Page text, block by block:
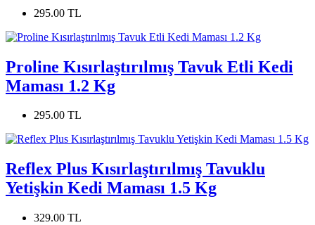
295.00 TL
Proline Kısırlaştırılmış Tavuk Etli Kedi
Maması 1.2 Kg
295.00 TL
Reflex Plus Kısırlaştırılmış Tavuklu
Yetişkin Kedi Maması 1.5 Kg
329.00 TL